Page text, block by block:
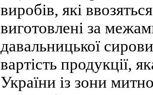
виробів, які
виготовлені за
давальницької
вартість продукції,
України із зони